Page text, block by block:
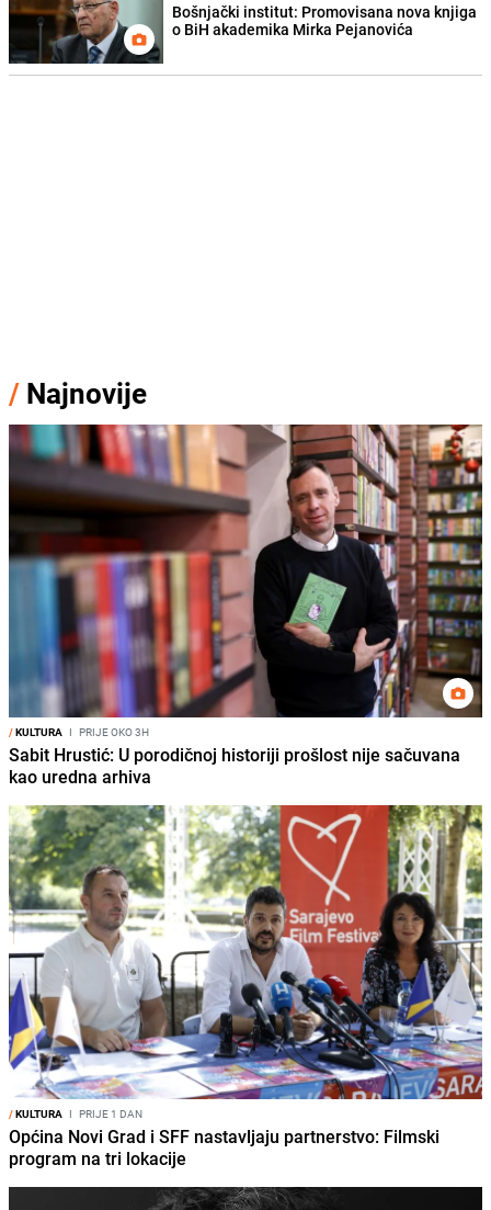
Bošnjački institut: Promovisana nova knjiga
o BiH akademika Mirka Pejanovića
/ Najnovije
/KULTURA I PRIJE OKO 3H
Sabit Hrustić: U porodičnoj historiji prošlost nije sačuvana
kao uredna arhiva
/KULTURA I PRIJE 1 DAN
Općina Novi Grad i SFF nastavljaju partnerstvo: Filmski
program na tri lokacije